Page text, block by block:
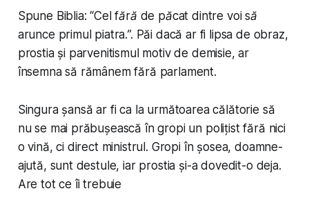
Spune Biblia: “Cel fără de păcat dintre voi să
arunce primul piatra.”. Păi dacă ar fi lipsa de obraz,
prostia și parvenitismul motiv de demisie, ar
însemna să rămânem fără parlament.
Singura șansă ar fi ca la următoarea călătorie să
nu se mai prăbușească în gropi un polițist fără nici
o vină, ci direct ministrul. Gropi în șosea, doamne-
ajută, sunt destule, iar prostia și-a dovedit-o deja.
Are tot ce îi trebuie